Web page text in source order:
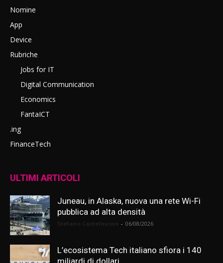
Nomine
App
Device
Rubriche
Jobs for IT
Digital Communication
Economics
FantaICT
.ing
FinanceTech
ULTIMI ARTICOLI
Juneau, in Alaska, nuova una rete Wi-Fi
pubblica ad alta densità
- 06/08/2026
L’ecosistema Tech italiano sfiora i 140
miliardi di dollari